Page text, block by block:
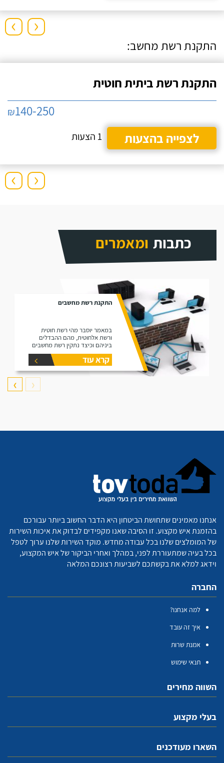
› ‹
התקנת רשת מחשב:
התקנת רשת ביתית חוטית
₪140-250
לצפייה בהצעות
1 הצעות
› ‹
כתבות ומאמרים
התקנת רשת מחשבים
במאמר יוסבר מהי רשת חוטית
ורשת אלחוטית, מהם ההבדלים
ביניהם וכיצד נתקין רשת מחשבים
בבית או במשרד.
קרא עוד
❮
❯
אנחנו מאמינים שתחושת הביטחון היא הדבר החשוב ביותר עבורכם
בהזמנת איש מקצוע. זו הסיבה שאנו מקפידים לבדוק את איכות השירות
של המומלצים שלנו בכל עבודה מחדש. מוקד השירות שלנו ערוך לטפל
בכל בעיה שמתעוררת לפני, במהלך ואחרי הביקור של איש המקצוע,
וידאג למלא את בקשתכם לשביעות רצונכם המלאה
החברה
למה אנחנו?
איך זה עובד
אמנת שרות
תנאי שימוש
השווה מחירים
בעלי מקצוע
השארו מעודכנים